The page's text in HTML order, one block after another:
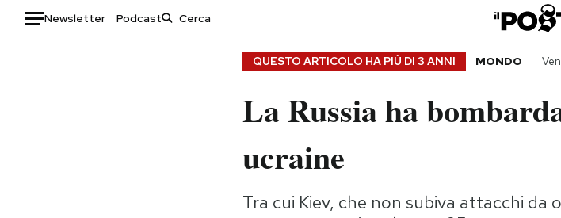
Newsletter Podcast
Storie/Idee
QUESTO ARTICOLO HA PIÙ DI 3 ANNI MONDO
La Russia ha
ucraine
Tra cui Kiev, che non subiva attacchi da